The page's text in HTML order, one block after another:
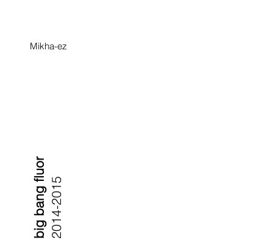
big bang fluor2014-2015
Mikha-ez